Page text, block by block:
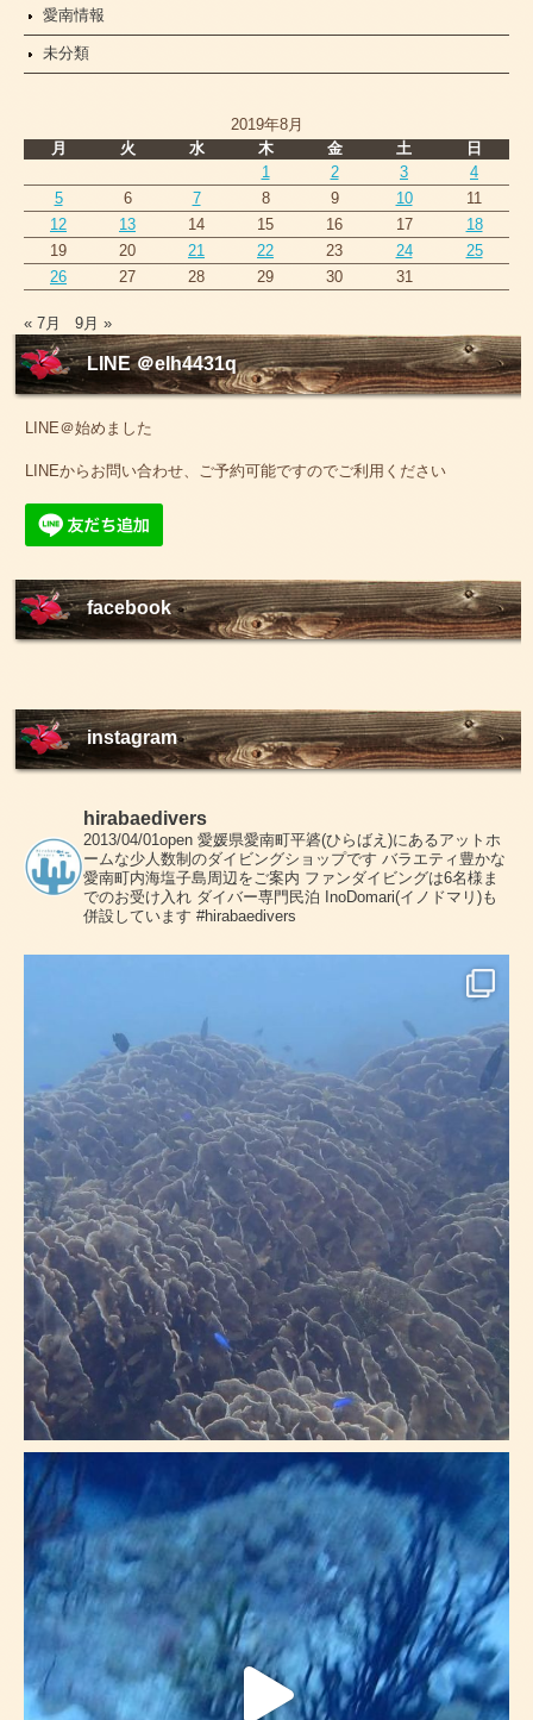
愛南情報
未分類
2019年8月
月
火 水 木 金 土
日
1
2 3
4
5
6 7 8 9 10
11
12
13 14 15 16 17
18
19
20 21 22 23 24
25
26
27 28 29 30 31
« 7月 9月 »
LINE ＠elh4431q
LINE＠始めました
LINEからお問い合わせ、ご予約可能ですのでご利用ください
facebook
instagram
hirabaedivers
2013/04/01open 愛媛県愛南町平碆(ひらばえ)にあるアットホ
ームな少人数制のダイビングショップです バラエティ豊かな
愛南町内海塩子島周辺をご案内 ファンダイビングは6名様ま
でのお受け入れ ダイバー専門民泊 InoDomari(イノドマリ)も
併設しています #hirabaedivers